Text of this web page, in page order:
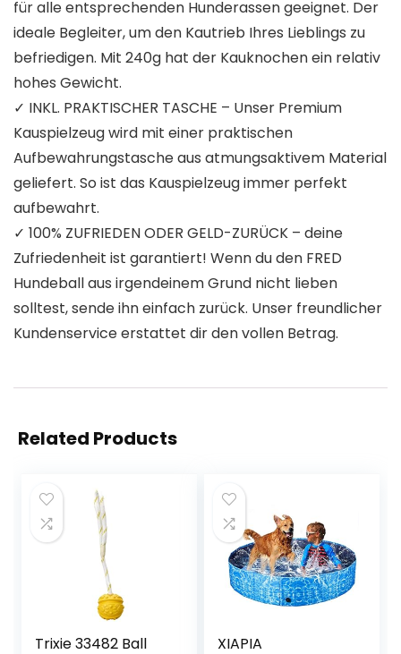
für alle entsprechenden Hunderassen geeignet. Der
ideale Begleiter, um den Kautrieb Ihres Lieblings zu
befriedigen. Mit 240g hat der Kauknochen ein relativ
hohes Gewicht.
✓ INKL. PRAKTISCHER TASCHE – Unser Premium
Kauspielzeug wird mit einer praktischen
Aufbewahrungstasche aus atmungsaktivem Material
geliefert. So ist das Kauspielzeug immer perfekt
aufbewahrt.
✓ 100% ZUFRIEDEN ODER GELD-ZURÜCK – deine
Zufriedenheit ist garantiert! Wenn du den FRED
Hundeball aus irgendeinem Grund nicht lieben
solltest, sende ihn einfach zurück. Unser freundlicher
Kundenservice erstattet dir den vollen Betrag.
Related Products
Trixie 33482 Ball
XIAPIA